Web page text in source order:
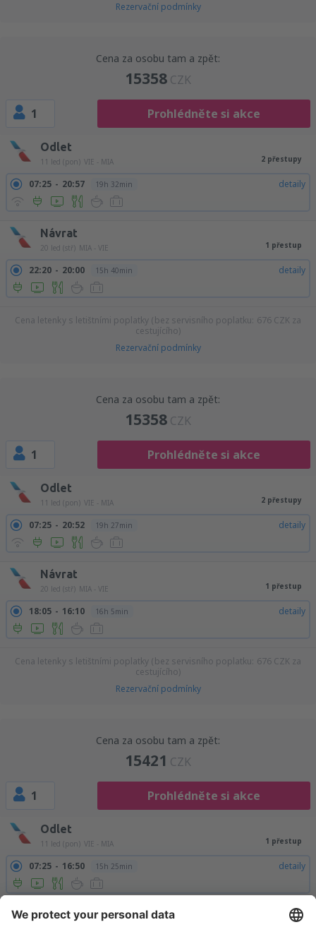
Rezervační podmínky
Cena za osobu tam a zpět:
15358 CZK
1 Prohlédněte si akce
Odlet
11 led (pon) VIE - MIA 2 přestupy
07:25 20:57 19h 32min detaily
Návrat
20 led (stř) MIA - VIE 1 přestup
22:20 20:00 15h 40min detaily
Cena letenky s letištními poplatky (bez servisního poplatku: 676 CZK za
cestujícího)
Rezervační podmínky
Cena za osobu tam a zpět:
15358 CZK
1 Prohlédněte si akce
Odlet
11 led (pon) VIE - MIA 2 přestupy
07:25 20:52 19h 27min detaily
Návrat
20 led (stř) MIA - VIE 1 přestup
18:05 16:10 16h 5min detaily
Cena letenky s letištními poplatky (bez servisního poplatku: 676 CZK za
cestujícího)
Rezervační podmínky
Cena za osobu tam a zpět:
15421 CZK
1 Prohlédněte si akce
Odlet
11 led (pon) VIE - MIA 1 přestup
07:25 16:50 15h 25min detaily
Návrat